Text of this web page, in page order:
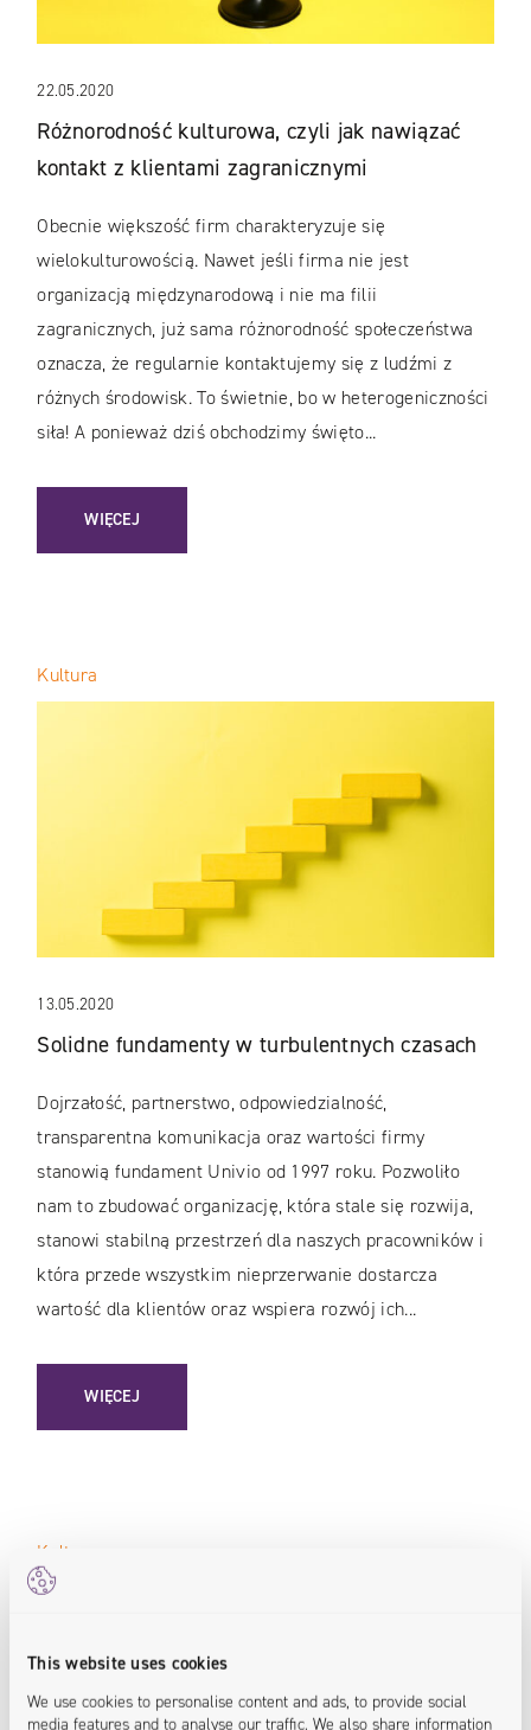
This website uses cookies
We use cookies to personalise content and ads, to provide social
media features and to analyse our traffic. We also share information
22.05.2020
Różnorodność kulturowa, czyli jak nawiązać
kontakt z klientami zagranicznymi
Obecnie większość firm charakteryzuje się
wielokulturowością. Nawet jeśli firma nie jest
organizacją międzynarodową i nie ma filii
zagranicznych, już sama różnorodność społeczeństwa
oznacza, że regularnie kontaktujemy się z ludźmi z
różnych środowisk. To świetnie, bo w heterogeniczności
siła! A ponieważ dziś obchodzimy święto...
WIĘCEJ
: RÓŻNORODNOŚĆ KULTUROWA, CZYLI JAK NAWIĄZAĆ
13.05.2020
Solidne fundamenty w turbulentnych czasach
Kultura
Dojrzałość, partnerstwo, odpowiedzialność,
transparentna komunikacja oraz wartości firmy
stanowią fundament Univio od 1997 roku. Pozwoliło
nam to zbudować organizację, która stale się rozwija,
stanowi stabilną przestrzeń dla naszych pracowników i
która przede wszystkim nieprzerwanie dostarcza
wartość dla klientów oraz wspiera rozwój ich...
WIĘCEJ
: SOLIDNE FUNDAMENTY W TURBULENTNYCH CZASACH
Kultura